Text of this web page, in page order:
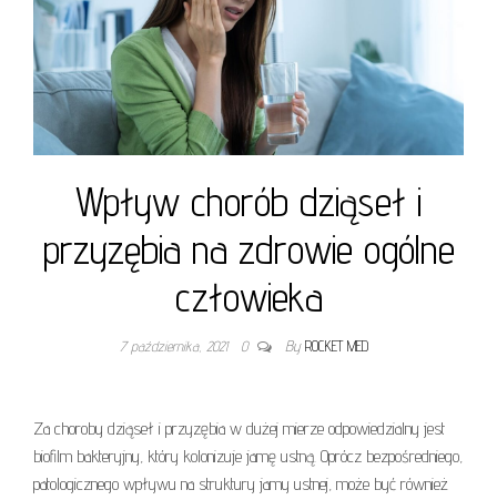
Wpływ chorób dziąseł i
przyzębia na zdrowie ogólne
człowieka
7 października, 2021 0 By ROCKET MED
Za choroby dziąseł i przyzębia w dużej mierze odpowiedzialny jest
biofilm bakteryjny, który kolonizuje jamę ustną. Oprócz bezpośredniego,
patologicznego wpływu na struktury jamy ustnej, może być również